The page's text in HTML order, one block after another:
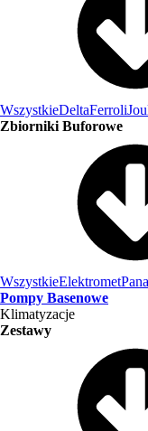
WszystkieDeltaFerroli
Zbiorniki Buforowe
WszystkieElektromet
Pompy Basenowe
Klimatyzacje
Zestawy